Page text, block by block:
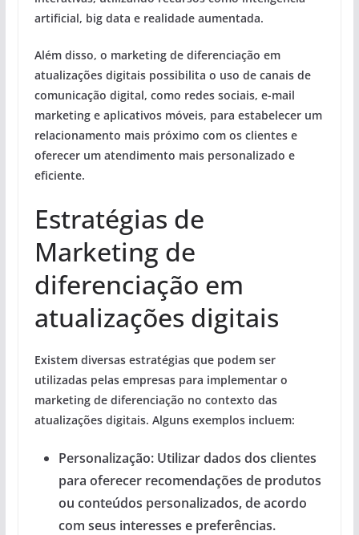
artificial, big data e realidade aumentada.
Além disso, o marketing de diferenciação em
atualizações digitais possibilita o uso de canais de
comunicação digital, como redes sociais, e-mail
marketing e aplicativos móveis, para estabelecer um
relacionamento mais próximo com os clientes e
oferecer um atendimento mais personalizado e
eficiente.
Estratégias de
Marketing de
diferenciação em
atualizações digitais
Existem diversas estratégias que podem ser
utilizadas pelas empresas para implementar o
marketing de diferenciação no contexto das
atualizações digitais. Alguns exemplos incluem:
Personalização:Utilizar dados dos clientes
para oferecer recomendações de produtos
ou conteúdos personalizados, de acordo
com seus interesses e preferências.